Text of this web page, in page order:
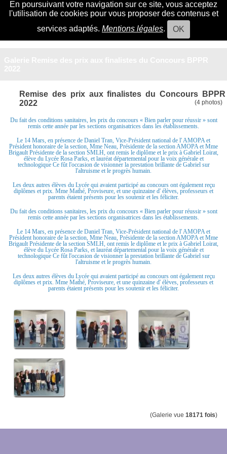
En poursuivant votre navigation sur ce site, vous acceptez
l'utilisation de cookies pour vous proposer des contenus et
services adaptés. Mentions légales. OK
Remise des prix aux finalistes du Concours BPPR
2022
(4 photos)
Du fait des conditions sanitaires, les prix du concours « Bien parler pour réussir » sont
remis cette année par les sections organisatrices dans les établissements.
Le 14 Mars, en présence de Daniel Tran, Vice-Président national de l' AMOPA et
Président honoraire de la section, Mme Neau, Présidente de la section AMOPA et Mme
Brigault Présidente de la section SMLH, ont remis le diplôme et le prix à Gabriel Loirat,
élève du Lycée Rosa Parks, et lauréat départemental pour la voix générale et
technologique Ce fût l'occasion de visionner la prestation brillante de Gabriel sur
l'altruisme et le progrès humain.
Les deux autres élèves du Lycée qui avaient participé au concours ont également reçu
diplômes et prix. Mme Mathé, Proviseure, et une quinzaine d' élèves, professeurs et
parents étaient présents pour les soutenir et les féliciter.
Du fait des conditions sanitaires, les prix du concours « Bien parler pour réussir » sont
remis cette année par les sections organisatrices dans les établissements.
Le 14 Mars, en présence de Daniel Tran, Vice-Président national de l' AMOPA et
Président honoraire de la section, Mme Neau, Présidente de la section AMOPA et Mme
Brigault Présidente de la section SMLH, ont remis le diplôme et le prix à Gabriel Loirat,
élève du Lycée Rosa Parks, et lauréat départemental pour la voix générale et
technologique Ce fût l'occasion de visionner la prestation brillante de Gabriel sur
l'altruisme et le progrès humain.
Les deux autres élèves du Lycée qui avaient participé au concours ont également reçu
diplômes et prix. Mme Mathé, Proviseure, et une quinzaine d' élèves, professeurs et
parents étaient présents pour les soutenir et les féliciter.
(Galerie vue 18171 fois)